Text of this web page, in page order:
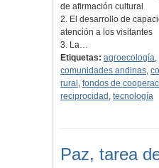
de afirmación cultural
2. El desarrollo de
atención a los visitantes
3. La…
Etiquetas: agroecología,
comunidades andinas,
rural , fondos de
reciprocidad , tecnología
Paz, tarea